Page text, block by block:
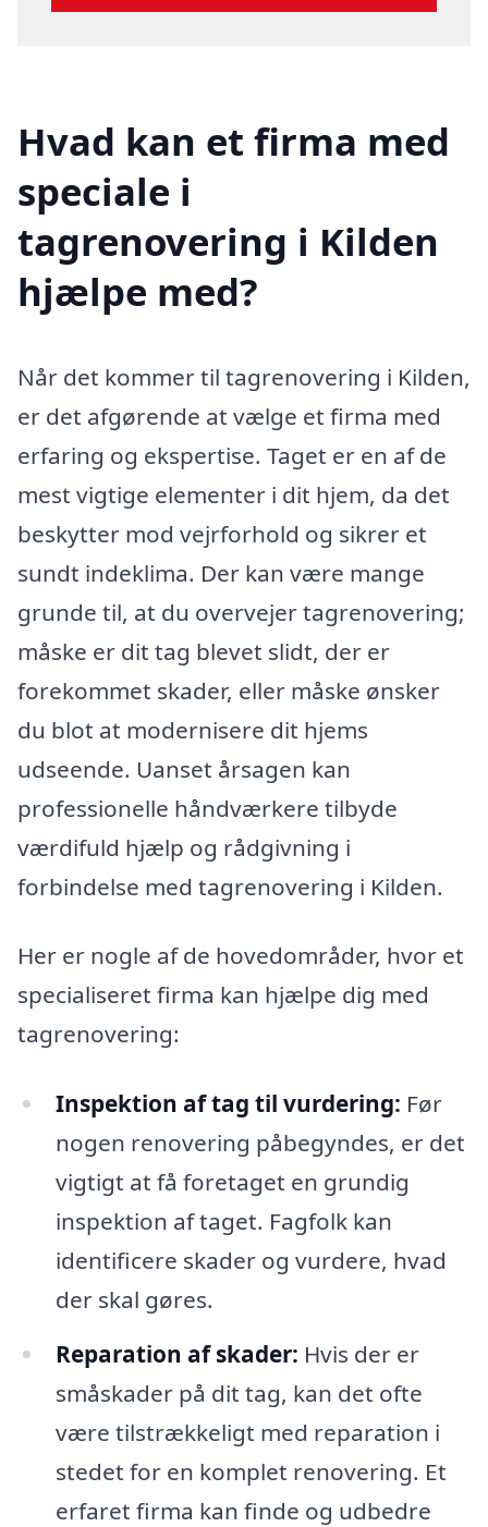
Hvad kan et firma med
speciale i
tagrenovering i Kilden
hjælpe med?
Når det kommer til tagrenovering i Kilden,
er det afgørende at vælge et firma med
erfaring og ekspertise. Taget er en af de
mest vigtige elementer i dit hjem, da det
beskytter mod vejrforhold og sikrer et
sundt indeklima. Der kan være mange
grunde til, at du overvejer tagrenovering;
måske er dit tag blevet slidt, der er
forekommet skader, eller måske ønsker
du blot at modernisere dit hjems
udseende. Uanset årsagen kan
professionelle håndværkere tilbyde
værdifuld hjælp og rådgivning i
forbindelse med tagrenovering i Kilden.
Her er nogle af de hovedområder, hvor et
specialiseret firma kan hjælpe dig med
tagrenovering:
Inspektion af tag til vurdering: Før
nogen renovering påbegyndes, er det
vigtigt at få foretaget en grundig
inspektion af taget. Fagfolk kan
identificere skader og vurdere, hvad
der skal gøres.
Reparation af skader: Hvis der er
småskader på dit tag, kan det ofte
være tilstrækkeligt med reparation i
stedet for en komplet renovering. Et
erfaret firma kan finde og udbedre